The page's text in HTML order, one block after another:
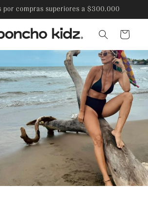
por compras superiores a $300.000
Carrito